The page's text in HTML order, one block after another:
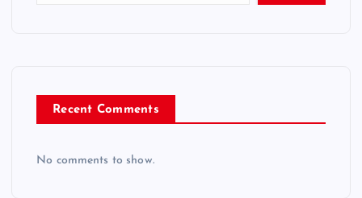
Recent Comments
No comments to show.